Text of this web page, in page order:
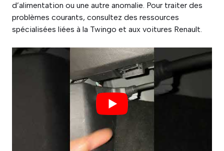
d’alimentation ou une autre anomalie. Pour traiter des
problèmes courants, consultez des ressources
spécialisées liées à la Twingo et aux voitures Renault.